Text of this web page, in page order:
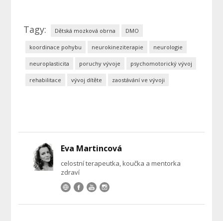
Tagy: Dětská mozková obrna DMO
koordinace pohybu neurokineziterapie neurologie
neuroplasticita poruchy vývoje psychomotorický vývoj
rehabilitace vývoj dítěte zaostávání ve vývoji
Eva Martincová
celostní terapeutka, koučka a mentorka
zdraví